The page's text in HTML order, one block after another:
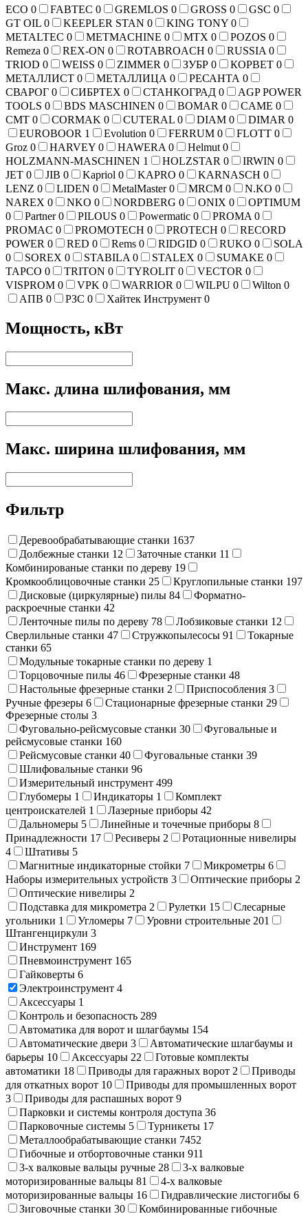
ECO 0 FABTEC 0 GREMLOS 0 GROSS 0 GSC 0
GT OIL 0 KEEPLER STAN 0 KING TONY 0
METALTEC 0 METMACHINE 0 MTX 0 POZOS 0
Remeza 0 REX-ON 0 ROTABROACH 0 RUSSIA 0
TRIOD 0 WEISS 0 ZIMMER 0 ЗУБР 0 КОРВЕТ 0
МЕТАЛЛИСТ 0 МЕТАЛЛИЦА 0 РЕСАНТА 0
СВАРОГ 0 СИБРТЕХ 0 СТАНКОГРАД 0
AGP POWER
TOOLS 0 BDS MASCHINEN 0 BOMAR 0 CAME 0
CMT 0 CORMAK 0 CUTERAL 0 DIAM 0 DIMAR 0
EUROBOOR 1 Evolution 0 FERRUM 0 FLOTT 0
Groz 0 HARVEY 0 HAWERA 0 Helmut 0
HOLZMANN-MASCHINEN 1 HOLZSTAR 0 IRWIN 0
JET 0 JIB 0 Kapriol 0 KAPRO 0 KARNASCH 0
LENZ 0 LIDEN 0 MetalMaster0 MRCM 0 N.KO 0
NAREX 0 NKO 0 NORDBERG 0 ONIX 0
OPTIMUM
0
Partner0 PILOUS 0 Powermatic 0 PROMA 0
PROMAC 0 PROMOTECH 0 PROTECH 0
RECORD
POWER 0 RED 0 Rems 0 RIDGID 0 RUKO 0
SOLA
0
SOREX 0 STABILA 0 STALEX 0 SUMAKE 0
TAPCO 0 TRITON 0 TYROLIT 0 VECTOR 0
VISPROM 0 VPK 0 WARRIOR 0 WILPU 0 Wilton 0
АПВ 0 РЗС 0 Хайтек Инструмент 0
Мощность, кВт
Макс. длина шлифования, мм
Макс. ширина шлифования, мм
Фильтр
Деревообрабатывающие станки 1637
Долбежные станки 12 Заточные станки 11
Комбинированые станки по дереву 19
Кромкооблицовочные станки 25 Круглопильные станки 197
Дисковые (циркулярные) пилы 84
Форматно-
раскроечные станки 42
Ленточные пилы по дереву 78 Лобзиковые станки 12
Сверлильные станки 47 Стружкопылесосы 91
Токарные
станки 65
Модульные токарные станки по дереву 1
Торцовочные пилы 46 Фрезерные станки 48
Настольные фрезерные станки 2 Приспособления 3
Ручные фрезеры 6 Стационарные фрезерные станки 29
Фрезерные столы 3
Фуговально-рейсмусовые станки 30
Фуговальные и
рейсмусовые станки 160
Рейсмусовые станки 40 Фуговальные станки 39
Шлифовальные станки 96
Измерительный инструмент 499
Глубомеры 1 Индикаторы 1
Комплект
центроискателей 1 Лазерные приборы 42
Дальномеры 5 Линейные и точечные приборы 8
Принадлежности 17 Ресиверы 2
Ротационные нивелиры
4
Штативы 5
Магнитные индикаторные стойки 7 Микрометры 6
Наборы измерительных устройств 3 Оптические приборы 2
Оптические нивелиры 2
Подставка для микрометра 2 Рулетки 15
Слесарные
угольники 1 Угломеры 7 Уровни строительные 201
Штангенциркули 3
Инструмент 169
Пневмоинструмент 165
Гайковерты 6
Электроинструмент 4
Аксессуары 1
Контроль и безопасность 289
Автоматика для ворот и шлагбаумы 154
Автоматические двери 3
Автоматические шлагбаумы и
барьеры 10 Аксессуары 22
Готовые комплекты
автоматики 18 Приводы для гаражных ворот 2
Приводы
для откатных ворот 10
Приводы для промышленных ворот
3
Приводы для распашных ворот 9
Парковки и системы контроля доступа 36
Парковочные системы 5 Турникеты 17
Металлообрабатывающие станки 7452
Гибочные и отбортовочные станки 911
3-х валковые вальцы ручные 28
3-х валковые
моторизированные вальцы 81
4-х валковые
моторизированные вальцы 16 Гидравлические листогибы 6
Зиговочные станки 30
Комбинированные гибочные